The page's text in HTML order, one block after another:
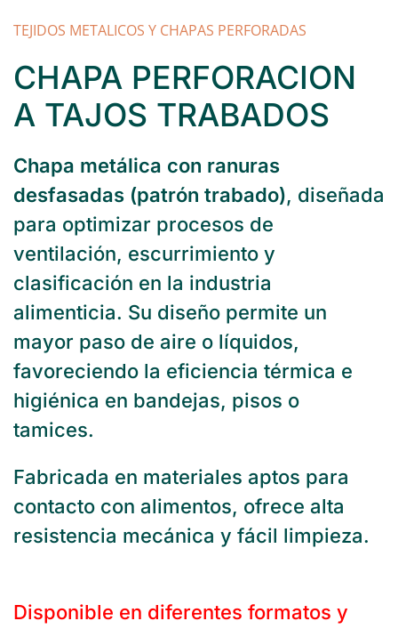
TEJIDOS METALICOS Y CHAPAS PERFORADAS
CHAPA PERFORACION
A TAJOS TRABADOS
Chapa metálica con ranuras
desfasadas (patrón trabado), diseñada
para optimizar procesos de
ventilación, escurrimiento y
clasificación en la industria
alimenticia. Su diseño permite un
mayor paso de aire o líquidos,
favoreciendo la eficiencia térmica e
higiénica en bandejas, pisos o
tamices.
Fabricada en materiales aptos para
contacto con alimentos, ofrece alta
resistencia mecánica y fácil limpieza.
Disponible en diferentes formatos y